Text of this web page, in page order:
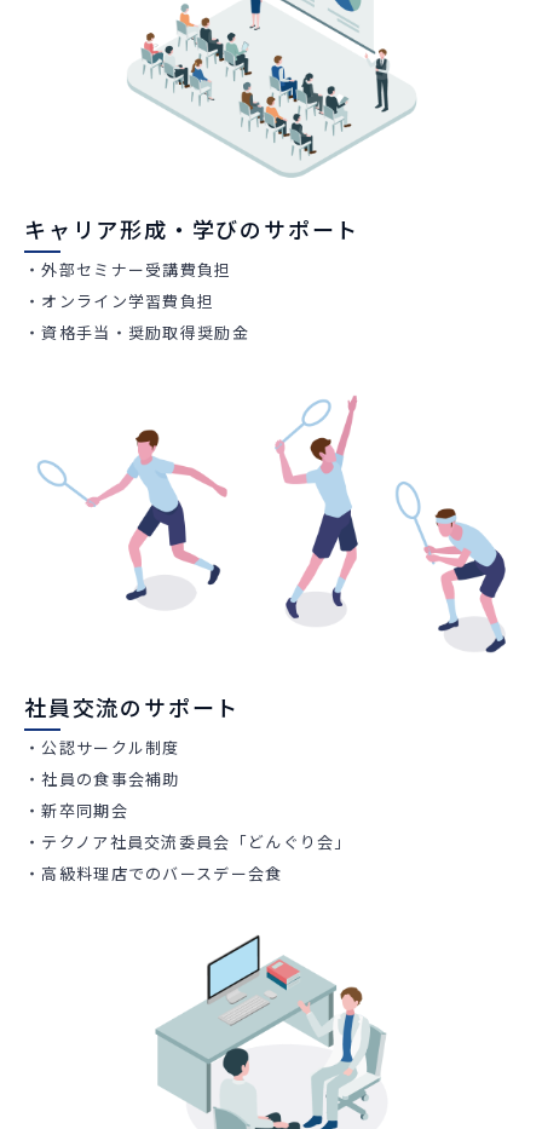
キャリア形成・学びのサポート
・外部セミナー受講費負担
・オンライン学習費負担
・資格手当・奨励取得奨励金
社員交流のサポート
・公認サークル制度
・社員の食事会補助
・新卒同期会
・テクノア社員交流委員会「どんぐり会」
・高級料理店でのバースデー会食